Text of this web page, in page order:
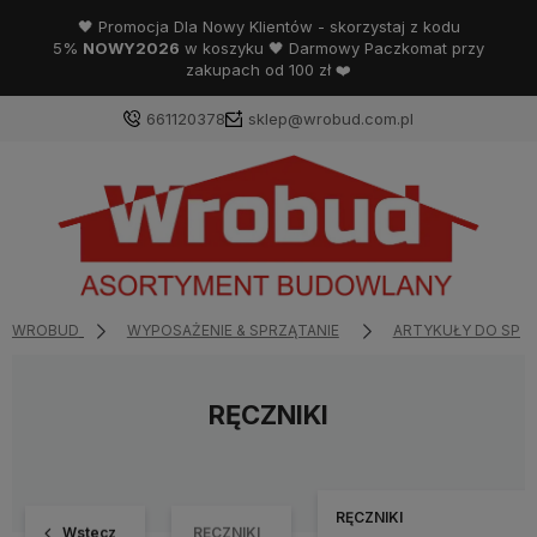
🖤 Promocja Dla Nowy Klientów - skorzystaj z kodu
5% NOWY2026 w koszyku 🖤 Darmowy Paczkomat przy
zakupach od 100 zł ❤️
661120378 sklep@wrobud.com.pl
WROBUD WYPOSAŻENIE & SPRZĄTANIE ARTYKUŁY DO
RĘCZNIKI
Wstecz RĘCZNIKI
RĘCZNIKI